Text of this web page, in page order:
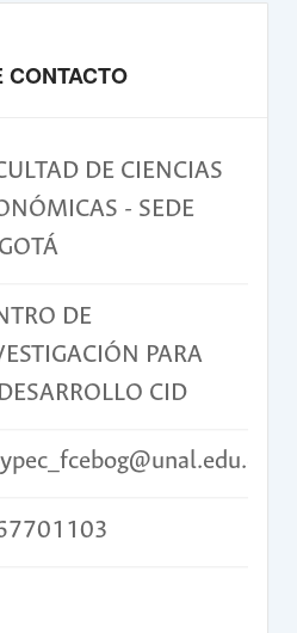
CONTACTO
DE CIENCIAS
- SEDE
DE
PARA
CID